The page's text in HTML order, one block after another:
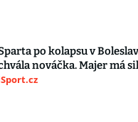
po kolapsu v
nováčka. Majer má